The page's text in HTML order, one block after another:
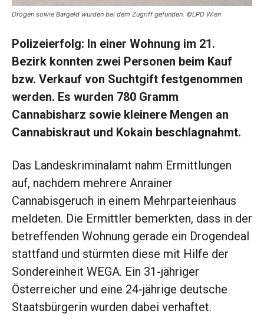
Drogen sowie Bargeld wurden bei dem Zugriff gefunden. ©LPD Wien
Polizeierfolg: In einer Wohnung im 21.
Bezirk konnten zwei Personen beim Kauf
bzw. Verkauf von Suchtgift festgenommen
werden. Es wurden 780 Gramm
Cannabisharz sowie kleinere Mengen an
Cannabiskraut und Kokain beschlagnahmt.
Das Landeskriminalamt nahm Ermittlungen
auf, nachdem mehrere Anrainer
Cannabisgeruch in einem Mehrparteienhaus
meldeten. Die Ermittler bemerkten, dass in der
betreffenden Wohnung gerade ein Drogendeal
stattfand und stürmten diese mit Hilfe der
Sondereinheit WEGA. Ein 31-jähriger
Österreicher und eine 24-jährige deutsche
Staatsbürgerin wurden dabei verhaftet.